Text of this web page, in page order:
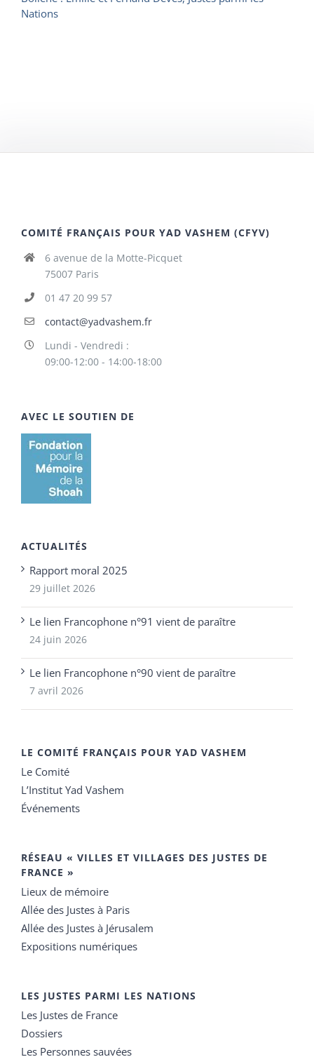
Nations
COMITÉ FRANÇAIS POUR YAD VASHEM (CFYV)
6 avenue de la Motte-Picquet
75007 Paris
01 47 20 99 57
contact@yadvashem.fr
Lundi - Vendredi :
09:00-12:00 - 14:00-18:00
AVEC LE SOUTIEN DE
ACTUALITÉS
Rapport moral 2025
29 juillet 2026
Le lien Francophone n°91 vient de paraître
24 juin 2026
Le lien Francophone n°90 vient de paraître
7 avril 2026
LE COMITÉ FRANÇAIS POUR YAD VASHEM
Le Comité
L’Institut Yad Vashem
Événements
RÉSEAU « VILLES ET VILLAGES DES JUSTES DE
FRANCE »
Lieux de mémoire
Allée des Justes à Paris
Allée des Justes à Jérusalem
Expositions numériques
LES JUSTES PARMI LES NATIONS
Les Justes de France
Dossiers
Les Personnes sauvées